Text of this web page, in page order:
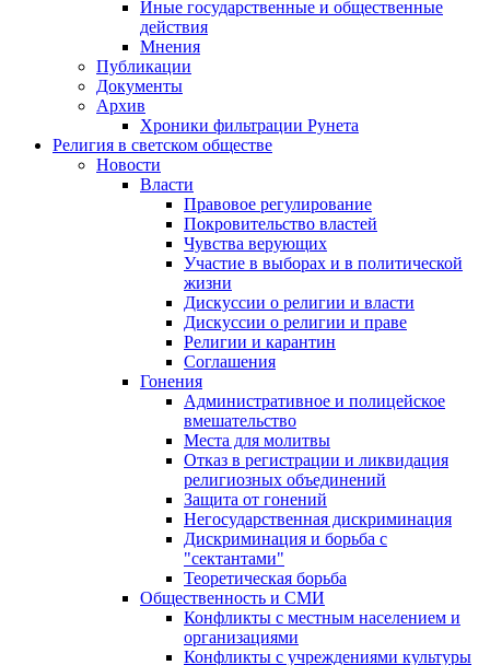
Иные государственные и общественные
действия
Мнения
Публикации
Документы
Архив
Хроники фильтрации Рунета
Религия в светском обществе
Новости
Власти
Правовое регулирование
Покровительство властей
Чувства верующих
Участие в выборах и в политической
жизни
Дискуссии о религии и власти
Дискуссии о религии и праве
Религии и карантин
Соглашения
Гонения
Административное и полицейское
вмешательство
Места для молитвы
Отказ в регистрации и ликвидация
религиозных объединений
Защита от гонений
Негосударственная дискриминация
Дискриминация и борьба с
"сектантами"
Теоретическая борьба
Общественность и СМИ
Конфликты с местным населением и
организациями
Конфликты с учреждениями культуры